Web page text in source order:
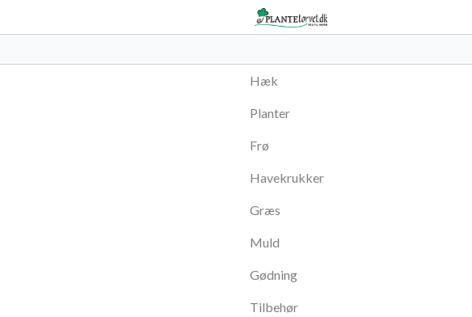
Hæk
Planter
Frø
Havekrukker
Græs
Muld
Gødning
Tilbehør